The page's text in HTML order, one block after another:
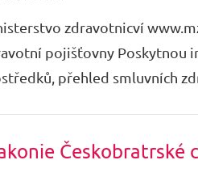
zdravotnicví
pojišťovny Poskytnou
přehled smluvních
Českobratrské